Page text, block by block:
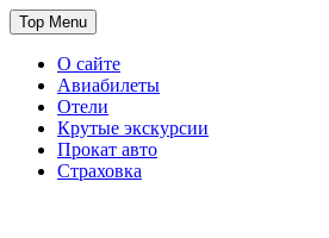
Skip
to
content
Top Menu
О сайте
Авиабилеты
Отели
Крутые экскурсии
Прокат авто
Страховка